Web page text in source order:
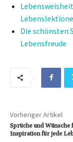
Die schönsten
Lebensfreude
Vorheriger Artikel
Sprüche und Wünsche
Inspiration für jede